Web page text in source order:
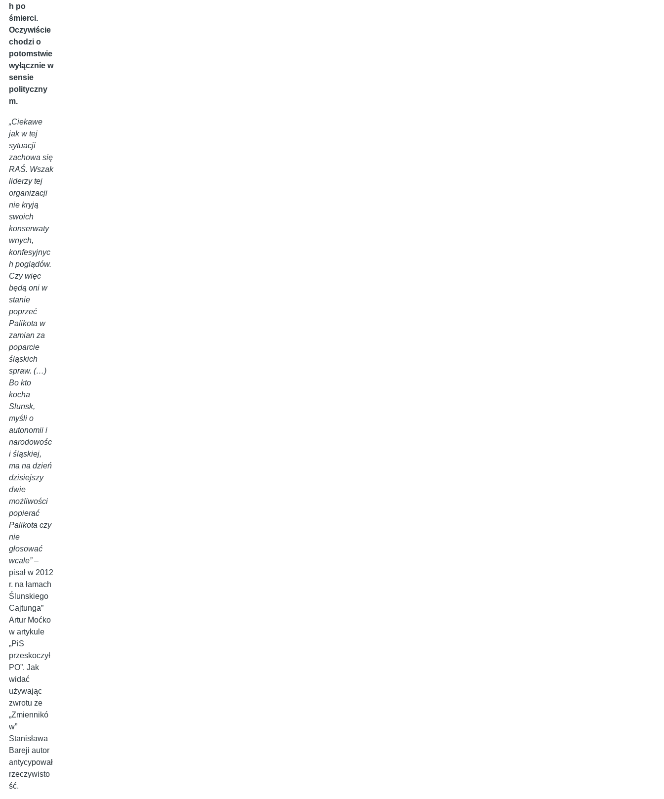
h po
śmierci.
Oczywiście
chodzi o
potomstwie
wyłącznie w
sensie
polityczny
m.
„Ciekawe
jak w tej
sytuacji
zachowa się
RAŚ. Wszak
liderzy tej
organizacji
nie kryją
swoich
konserwaty
wnych,
konfesyjnyc
h poglądów.
Czy więc
będą oni w
stanie
poprzeć
Palikota w
zamian za
poparcie
śląskich
spraw. (…)
Bo kto
kocha
Slunsk,
myśli o
autonomii i
narodowośc
i śląskiej,
ma na dzień
dzisiejszy
dwie
możliwości
popierać
Palikota czy
nie
głosować
wcale”–
pisał w 2012
r. na łamach
Ślunskiego
Cajtunga”
Artur Moćko
w artykule
„PiS
przeskoczył
PO”. Jak
widać
używając
zwrotu ze
„Zmiennikó
w”
Stanisława
Bareji autor
antycypował
rzeczywisto
ść.